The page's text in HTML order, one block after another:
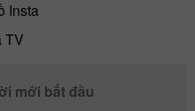
Insta
TV
mới bắt đầu